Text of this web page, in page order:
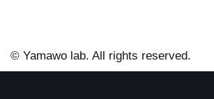
© Yamawo lab. All rights reserved.